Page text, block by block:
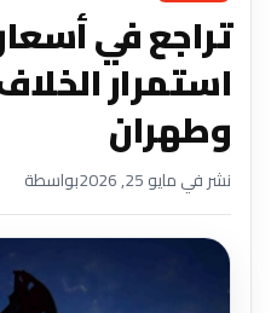
تراجع في
استمرار
وطهران
نشر في مايو 25, 2026 بواسطة